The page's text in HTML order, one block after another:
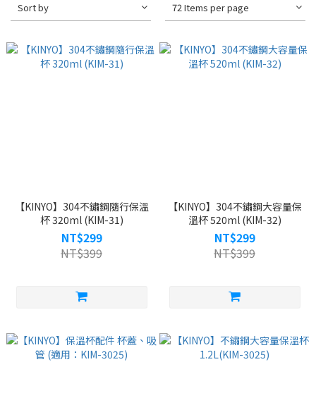
新會員送$100購物金✨再享消費回饋無極限
Sort by 72 Items per page
【KINYO】304不鏽鋼隨行保溫
杯 320ml (KIM-31)
NT$299
NT$399
【KINYO】304不鏽鋼大容量保
溫杯 520ml (KIM-32)
NT$299
NT$399